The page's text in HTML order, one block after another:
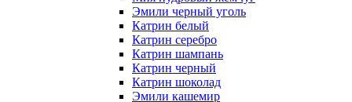
Эмили черный уголь
Катрин белый
Катрин серебро
Катрин шампань
Катрин черный
Катрин шоколад
Эмили кашемир